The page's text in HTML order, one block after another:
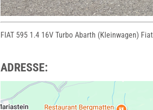
FIAT 595 1.4 16V Turbo Abarth (Kleinwagen) Fiat
ADRESSE: